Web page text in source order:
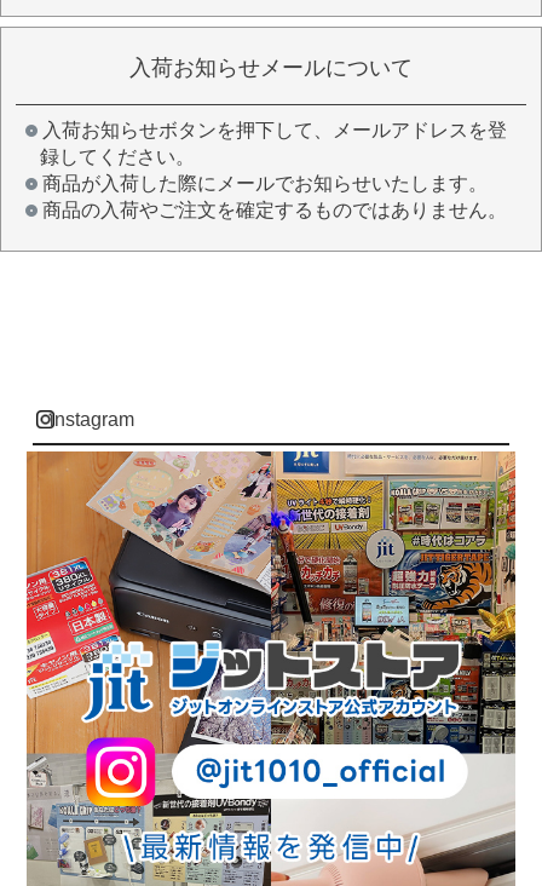
入荷お知らせメールについて
入荷お知らせボタンを押下して、メールアドレスを登
録してください。
商品が入荷した際にメールでお知らせいたします。
商品の入荷やご注文を確定するものではありません。
instagram